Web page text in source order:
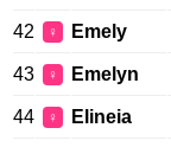
42 ♀ Emely
43 ♀ Emelyn
44 ♀ Elineia